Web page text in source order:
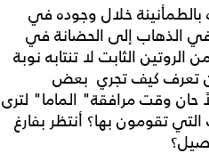
خلال وجوده في
في الذهاب إلى الحضانة في
الثابت لا تنتابه نوبة
تعرف كيف تجري بعض
حان وقت مرافقة" الماما" لترى
تقومون بها؟ أنتظر بفارغ